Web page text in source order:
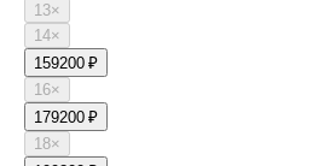
13×
14×
159200 ₽
16×
179200 ₽
18×